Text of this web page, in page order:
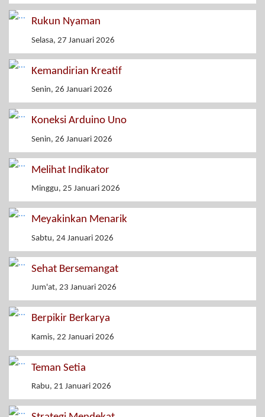
Rukun Nyaman
Selasa, 27 Januari 2026
Kemandirian Kreatif
Senin, 26 Januari 2026
Koneksi Arduino Uno
Senin, 26 Januari 2026
Melihat Indikator
Minggu, 25 Januari 2026
Meyakinkan Menarik
Sabtu, 24 Januari 2026
Sehat Bersemangat
Jum'at, 23 Januari 2026
Berpikir Berkarya
Kamis, 22 Januari 2026
Teman Setia
Rabu, 21 Januari 2026